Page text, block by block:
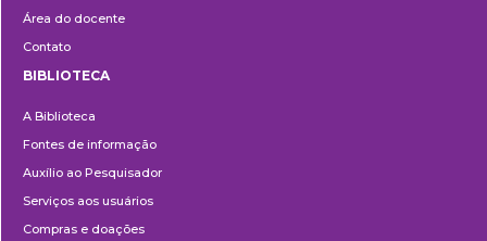
Área do docente
Contato
BIBLIOTECA
A Biblioteca
Fontes de informação
Auxílio ao Pesquisador
Serviços aos usuários
Compras e doações